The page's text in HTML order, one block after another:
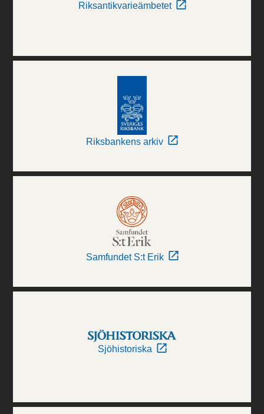
Riksantikvarieämbetet
Riksbankens arkiv
Samfundet S:t Erik
Sjöhistoriska